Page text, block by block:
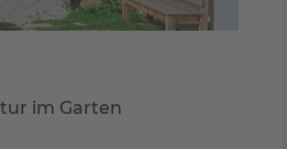
im Garten